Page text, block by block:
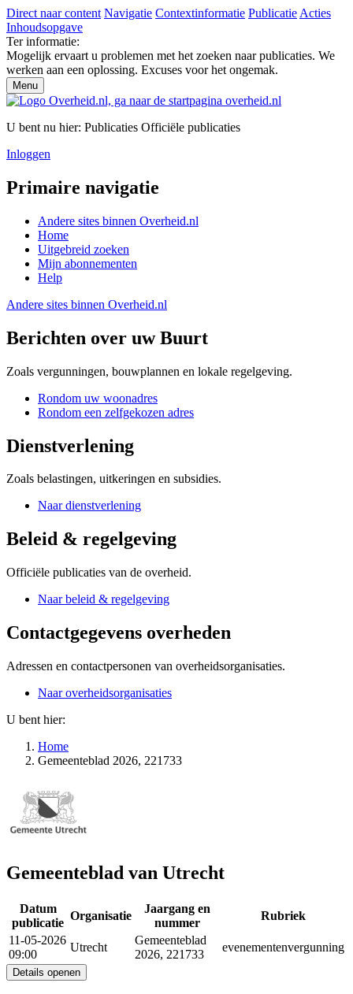
Direct naar content Navigatie Contextinformatie Publicatie Acties
Inhoudsopgave
Ter informatie:
Mogelijk ervaart u problemen met het zoeken naar publicaties. We
werken aan een oplossing. Excuses voor het ongemak.
Menu
U bent nu hier: Publicaties Officiële publicaties
Inloggen
Primaire navigatie
Andere sites binnen Overheid.nl
Home
Uitgebreid zoeken
Mijn abonnementen
Help
Andere sites binnen Overheid.nl
Berichten over uw Buurt
Zoals vergunningen, bouwplannen en lokale regelgeving.
Rondom uw woonadres
Rondom een zelfgekozen adres
Dienstverlening
Zoals belastingen, uitkeringen en subsidies.
Naar dienstverlening
Beleid & regelgeving
Officiële publicaties van de overheid.
Naar beleid & regelgeving
Contactgegevens overheden
Adressen en contactpersonen van overheidsorganisaties.
Naar overheidsorganisaties
U bent hier:
Home
Gemeenteblad 2026, 221733
Gemeenteblad van Utrecht
Datum
publicatie
Organisatie
Jaargang en
nummer
Rubriek
11-05-2026
09:00
Utrecht
Gemeenteblad
2026, 221733
evenementenvergunning
Details openen